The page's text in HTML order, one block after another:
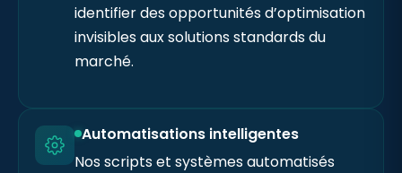
identifier des opportunités d’optimisation
invisibles aux solutions standards du
marché.
Automatisations intelligentes
Nos scripts et systèmes automatisés